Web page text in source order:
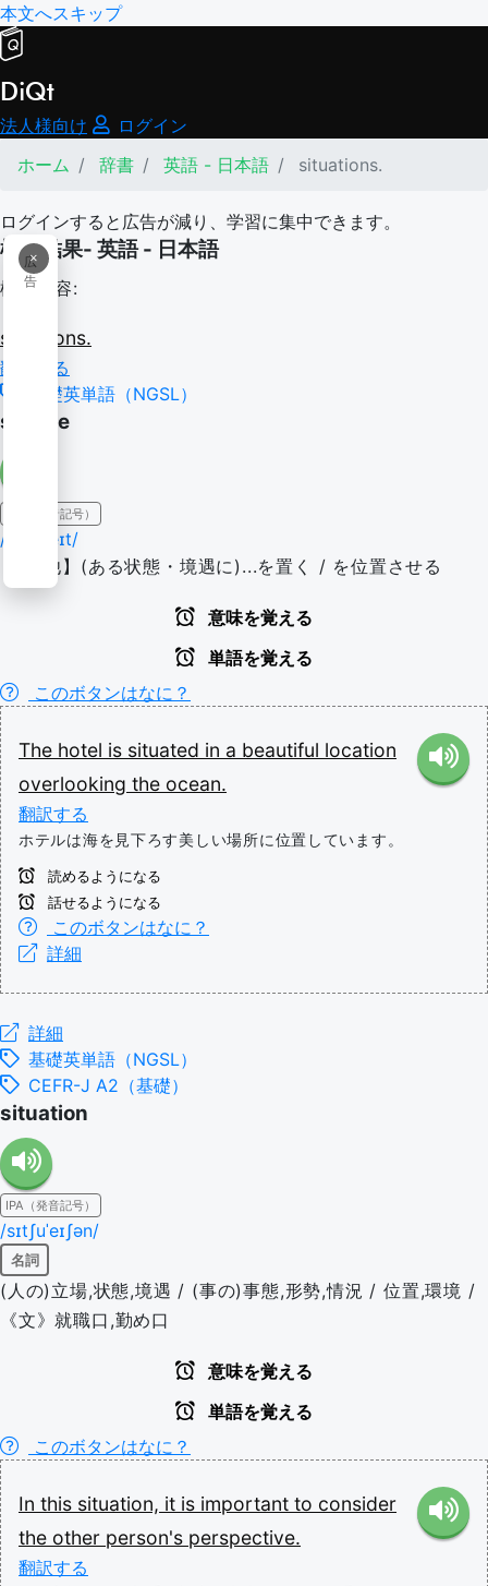
本文へスキップ
DiQt
法人様向け
ログイン
ホーム
辞書 英語 - 日本語 situations.
ログインすると広告が減り、学習に集中できます。
×
広
告
検索結果- 英語 - 日本語
検索内容:
situations.
翻訳する
基礎英単語（NGSL）
situate
IPA（発音記号）
/sɪˈtʃueɪt/
【動/他】(ある状態・境遇に)...を置く / を位置させる
意味を覚える
単語を覚える
このボタンはなに？
The hotel is situated in a beautiful location
overlooking the ocean.
翻訳する
ホテルは海を見下ろす美しい場所に位置しています。
読めるようになる
話せるようになる
このボタンはなに？
詳細
詳細
基礎英単語（NGSL）
CEFR-J A2（基礎）
situation
IPA（発音記号）
/sɪtʃuˈeɪʃən/
名詞
(人の)立場,状態,境遇 / (事の)事態,形勢,情況 / 位置,環境 /
《文》就職口,勤め口
意味を覚える
単語を覚える
このボタンはなに？
In this situation, it is important to consider
the other person's perspective.
翻訳する